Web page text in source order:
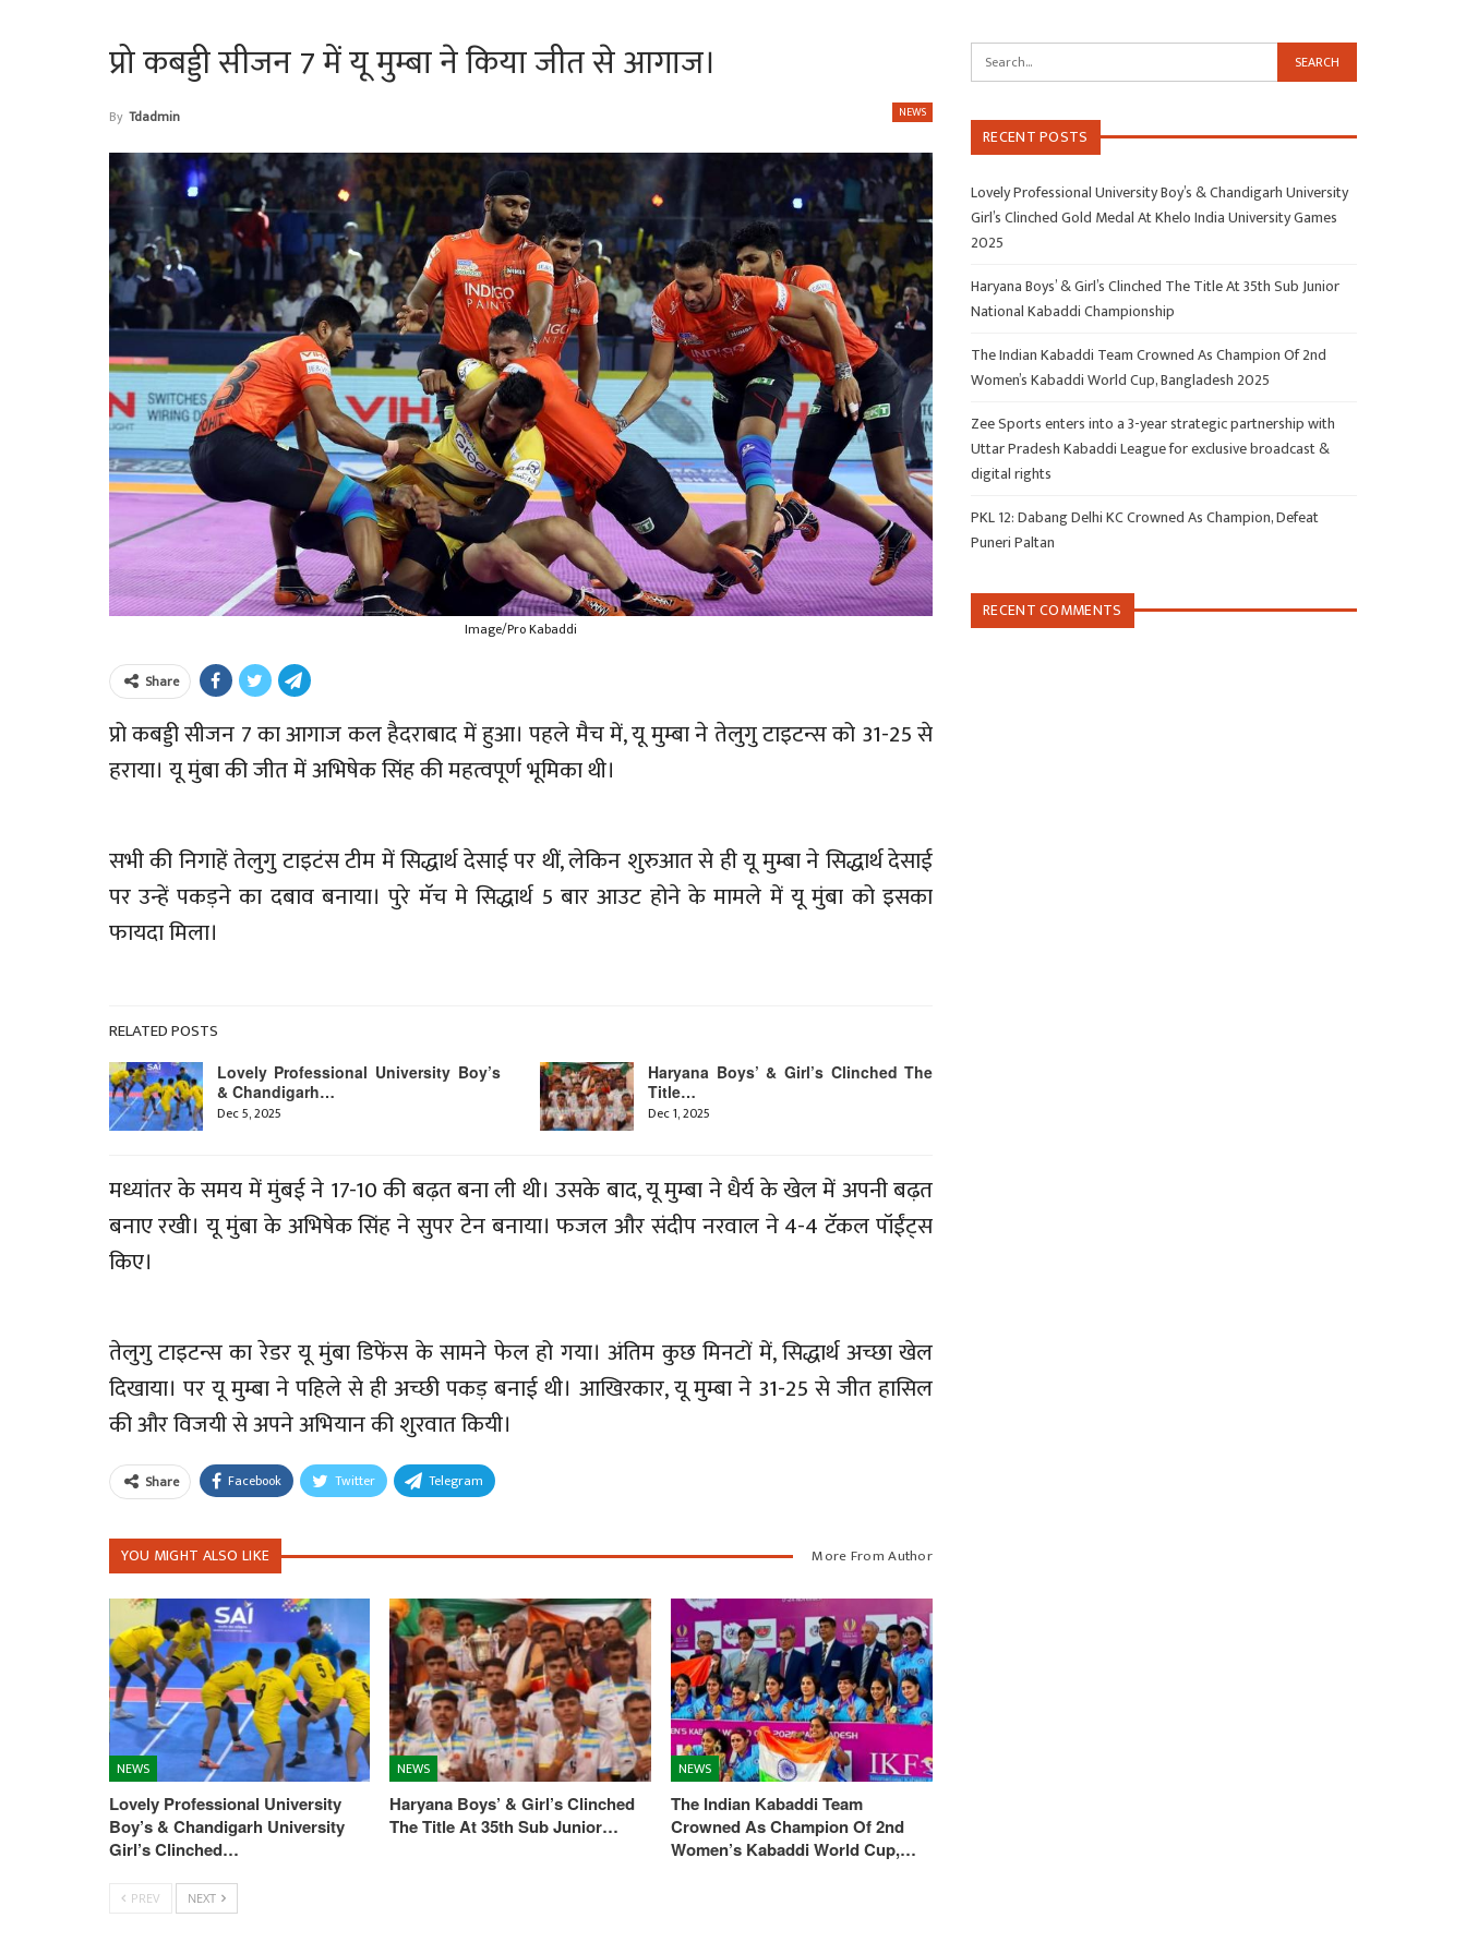
प्रो कबड्डी सीजन 7 में यू मुम्बा ने किया जीत से आगाज।
NEWS
By Tdadmin
Image/Pro Kabaddi
Share
प्रो कबड्डी सीजन 7 का आगाज कल हैदराबाद में हुआ। पहले मैच में, यू मुम्बा ने तेलुगु टाइटन्स को 31-25 से
हराया। यू मुंबा की जीत में अभिषेक सिंह की महत्वपूर्ण भूमिका थी।
सभी की निगाहें तेलुगु टाइटंस टीम में सिद्धार्थ देसाई पर थीं, लेकिन शुरुआत से ही यू मुम्बा ने सिद्धार्थ देसाई
पर उन्हें पकड़ने का दबाव बनाया। पुरे मॅच मे सिद्धार्थ 5 बार आउट होने के मामले में यू मुंबा को इसका
फायदा मिला।
RELATED POSTS
Lovely Professional University Boy’s
& Chandigarh…
Dec 5, 2025
Haryana Boys’ & Girl’s Clinched The
Title…
Dec 1, 2025
मध्यांतर के समय में मुंबई ने 17-10 की बढ़त बना ली थी। उसके बाद, यू मुम्बा ने धैर्य के खेल में अपनी बढ़त
बनाए रखी। यू मुंबा के अभिषेक सिंह ने सुपर टेन बनाया। फजल और संदीप नरवाल ने 4-4 टॅकल पॉईंट्स
किए।
तेलुगु टाइटन्स का रेडर यू मुंबा डिफेंस के सामने फेल हो गया। अंतिम कुछ मिनटों में, सिद्धार्थ अच्छा खेल
दिखाया। पर यू मुम्बा ने पहिले से ही अच्छी पकड़ बनाई थी। आखिरकार, यू मुम्बा ने 31-25 से जीत हासिल
की और विजयी से अपने अभियान की शुरवात कियी।
Share Facebook Twitter Telegram
YOU MIGHT ALSO LIKE More From Author
NEWS
Lovely Professional University
Boy’s & Chandigarh University
Girl’s Clinched…
NEWS
Haryana Boys’ & Girl’s Clinched
The Title At 35th Sub Junior…
NEWS
The Indian Kabaddi Team
Crowned As Champion Of 2nd
Women’s Kabaddi World Cup,…
PREV NEXT
RECENT POSTS
Lovely Professional University Boy’s & Chandigarh University
Girl’s Clinched Gold Medal At Khelo India University Games
2025
Haryana Boys’ & Girl’s Clinched The Title At 35th Sub Junior
National Kabaddi Championship
The Indian Kabaddi Team Crowned As Champion Of 2nd
Women’s Kabaddi World Cup, Bangladesh 2025
Zee Sports enters into a 3-year strategic partnership with
Uttar Pradesh Kabaddi League for exclusive broadcast &
digital rights
PKL 12: Dabang Delhi KC Crowned As Champion, Defeat
Puneri Paltan
RECENT COMMENTS